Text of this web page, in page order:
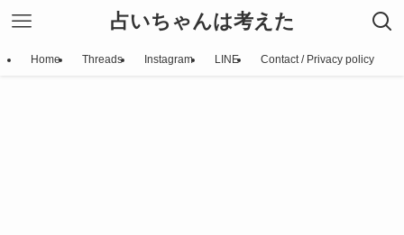
占いちゃんは考えた
Home Threads Instagram LINE Contact / Privacy policy